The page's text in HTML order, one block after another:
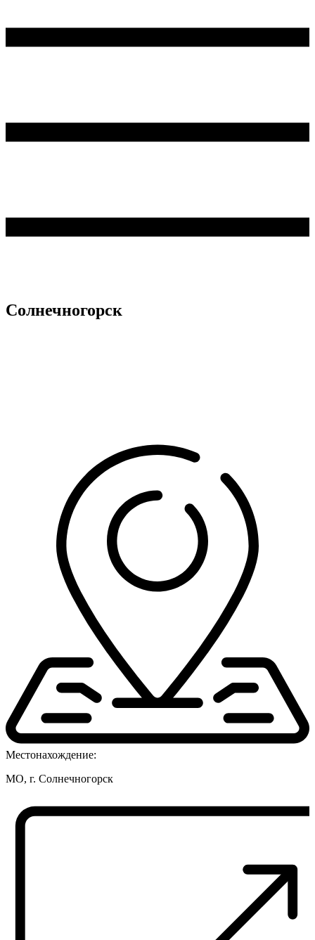
Солнечногорск
Местонахождение:
МО, г. Солнечногорск